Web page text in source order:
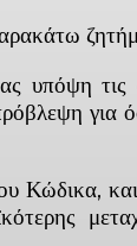
τις
για